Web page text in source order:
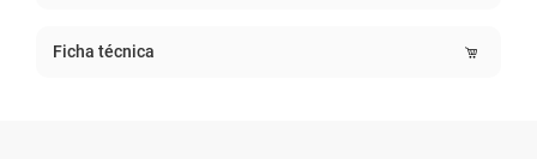
Ficha técnica